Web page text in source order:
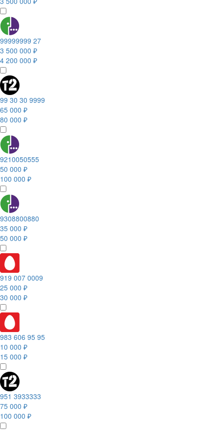
99999999 27
3 500 000 ₽
4 200 000 ₽
99 30 30 9999
65 000 ₽
80 000 ₽
9210050555
50 000 ₽
100 000 ₽
9308800880
35 000 ₽
50 000 ₽
919 007 0009
25 000 ₽
30 000 ₽
983 606 95 95
10 000 ₽
15 000 ₽
951 3933333
75 000 ₽
100 000 ₽